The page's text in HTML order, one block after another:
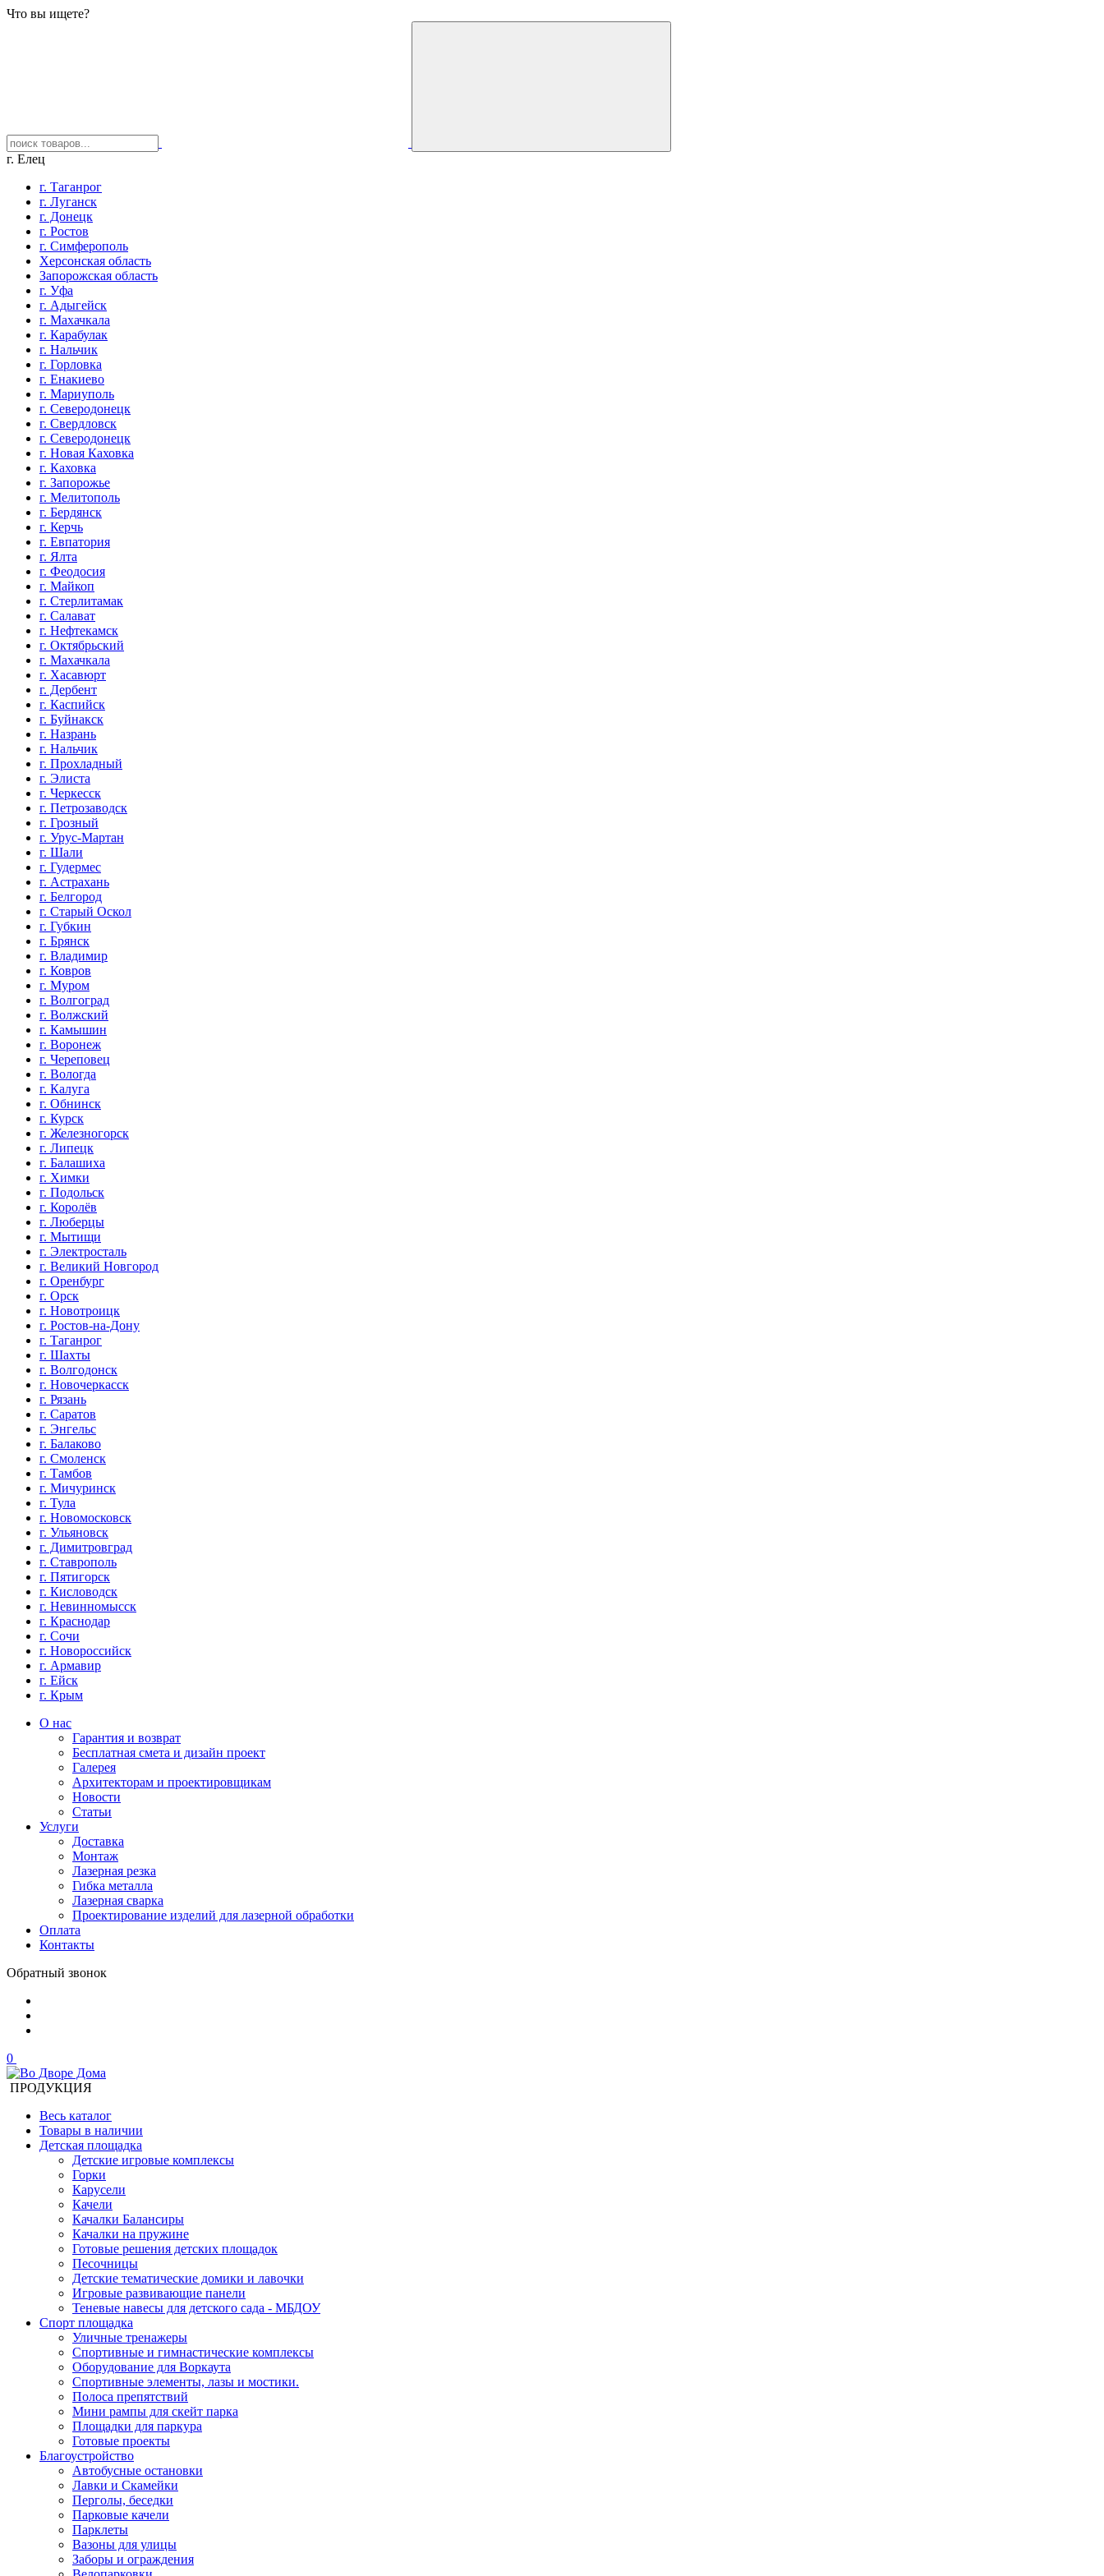
Что вы ищете?
г. Елец
г. Таганрог
г. Луганск
г. Донецк
г. Ростов
г. Симферополь
Херсонская область
Запорожская область
г. Уфа
г. Адыгейск
г. Махачкала
г. Карабулак
г. Нальчик
г. Горловка
г. Енакиево
г. Мариуполь
г. Северодонецк
г. Свердловск
г. Северодонецк
г. Новая Каховка
г. Каховка
г. Запорожье
г. Мелитополь
г. Бердянск
г. Керчь
г. Евпатория
г. Ялта
г. Феодосия
г. Майкоп
г. Стерлитамак
г. Салават
г. Нефтекамск
г. Октябрьский
г. Махачкала
г. Хасавюрт
г. Дербент
г. Каспийск
г. Буйнакск
г. Назрань
г. Нальчик
г. Прохладный
г. Элиста
г. Черкесск
г. Петрозаводск
г. Грозный
г. Урус-Мартан
г. Шали
г. Гудермес
г. Астрахань
г. Белгород
г. Старый Оскол
г. Губкин
г. Брянск
г. Владимир
г. Ковров
г. Муром
г. Волгоград
г. Волжский
г. Камышин
г. Воронеж
г. Череповец
г. Вологда
г. Калуга
г. Обнинск
г. Курск
г. Железногорск
г. Липецк
г. Балашиха
г. Химки
г. Подольск
г. Королёв
г. Люберцы
г. Мытищи
г. Электросталь
г. Великий Новгород
г. Оренбург
г. Орск
г. Новотроицк
г. Ростов-на-Дону
г. Таганрог
г. Шахты
г. Волгодонск
г. Новочеркасск
г. Рязань
г. Саратов
г. Энгельс
г. Балаково
г. Смоленск
г. Тамбов
г. Мичуринск
г. Тула
г. Новомосковск
г. Ульяновск
г. Димитровград
г. Ставрополь
г. Пятигорск
г. Кисловодск
г. Невинномысск
г. Краснодар
г. Сочи
г. Новороссийск
г. Армавир
г. Ейск
г. Крым
О нас
Гарантия и возврат
Бесплатная смета и дизайн проект
Галерея
Архитекторам и проектировщикам
Новости
Статьи
Услуги
Доставка
Монтаж
Лазерная резка
Гибка металла
Лазерная сварка
Проектирование изделий для лазерной обработки
Оплата
Контакты
Обратный звонок
0
ПРОДУКЦИЯ
Весь каталог
Товары в наличии
Детская площадка
Детские игровые комплексы
Горки
Карусели
Качели
Качалки Балансиры
Качалки на пружине
Готовые решения детских площадок
Песочницы
Детские тематические домики и лавочки
Игровые развивающие панели
Теневые навесы для детского сада - МБДОУ
Спорт площадка
Уличные тренажеры
Спортивные и гимнастические комплексы
Оборудование для Воркаута
Спортивные элементы, лазы и мостики.
Полоса препятствий
Мини рампы для скейт парка
Площадки для паркура
Готовые проекты
Благоустройство
Автобусные остановки
Лавки и Скамейки
Перголы, беседки
Парковые качели
Парклеты
Вазоны для улицы
Заборы и ограждения